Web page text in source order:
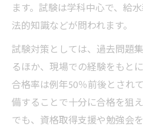
ます。試験は学科中心で、給
法的知識などが問われます。
試験対策としては、過去問題
るほか、現場での経験をもと
合格率は例年50％前後とされ
備することで十分に合格を狙
でも、資格取得支援や勉強会